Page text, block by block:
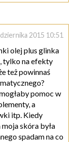
2015 10:51
olej plus glinka
tylko na efekty
też powinnaś
pomoc w
a
itp. Kiedy
skóra była
spadam na co